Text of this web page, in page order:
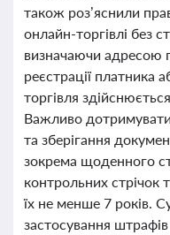
також роз’яснили
онлайн-торгівлі без
визначаючи адресою
реєстрації платника
торгівля
Важливо
та зберігання
зокрема щоденного
контрольних стрічок
їх не менше 7 років.
застосування